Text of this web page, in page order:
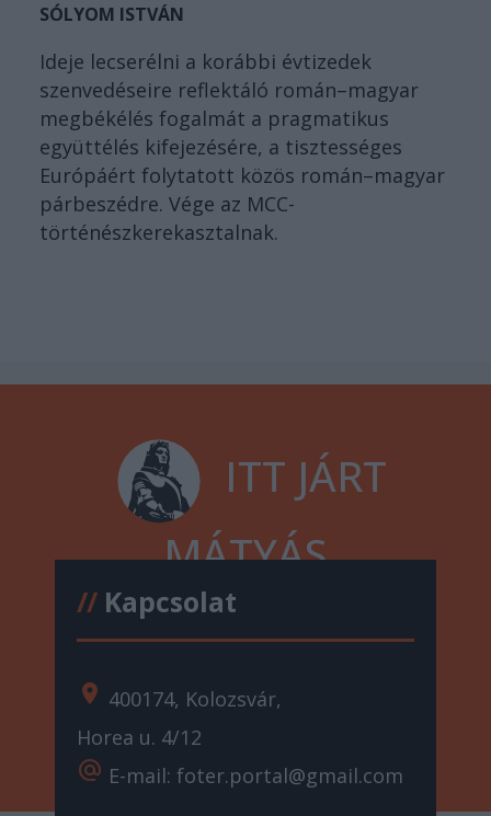
SÓLYOM ISTVÁN
Ideje lecserélni a korábbi évtizedek
szenvedéseire reflektáló román–magyar
megbékélés fogalmát a pragmatikus
együttélés kifejezésére, a tisztességes
Európáért folytatott közös román–magyar
párbeszédre. Vége az MCC-
történészkerekasztalnak.
ITT JÁRT
MÁTYÁS
//Kapcsolat
location_on 400174, Kolozsvár,
Horea u. 4/12
alternate_email E-mail: foter.portal@gmail.com